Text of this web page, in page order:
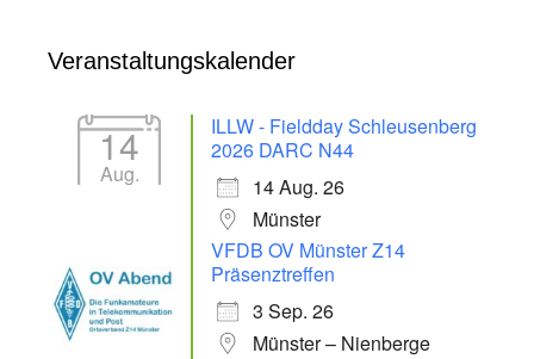
Veranstaltungskalender
14
Aug.
ILLW - Fieldday Schleusenberg
2026 DARC N44
14 Aug. 26
Münster
VFDB OV Münster Z14
Präsenztreffen
3 Sep. 26
Münster – Nienberge